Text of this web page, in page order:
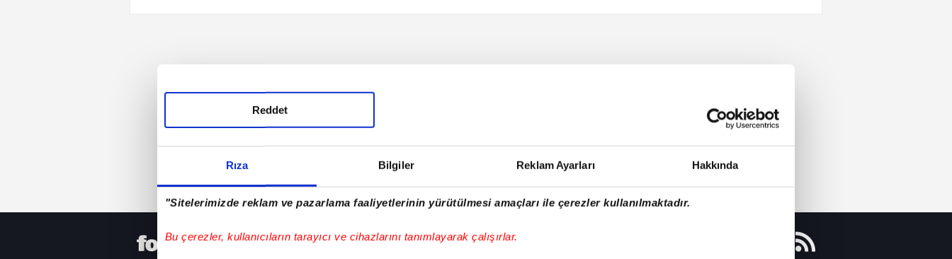
Rıza Bilgiler Reklam Ayarları Hakkında
"Sitelerimizde reklam ve pazarlama faaliyetlerinin yürütülmesi amaçları ile çerezler kullanılmaktadır.
Bu çerezler, kullanıcıların tarayıcı ve cihazlarını tanımlayarak çalışırlar.
Reddet
HER YERDE!